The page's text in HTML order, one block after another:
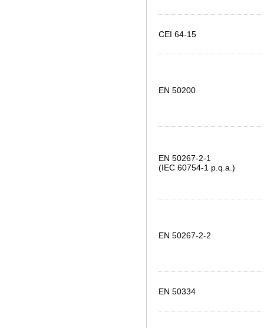
CEI 64-15
EN 50200
EN 50267-2-1
(IEC 60754-1 p.q.a.)
EN 50267-2-2
EN 50334